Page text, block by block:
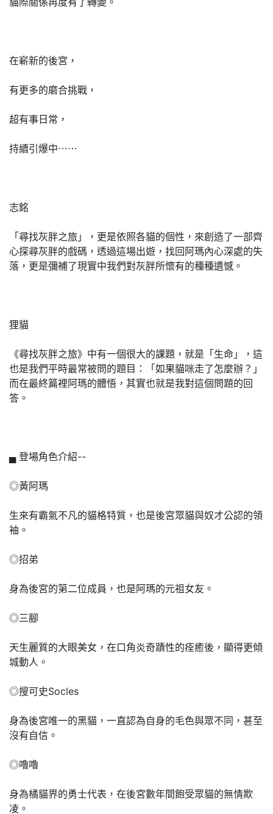
在嶄新的後宮，
有更多的磨合挑戰，
超有事日常，
持續引爆中⋯⋯
志銘
「尋找灰胖之旅」，更是依照各貓的個性，來創造了一部齊
心探尋灰胖的戲碼，透過這場出遊，找回阿瑪內心深處的失
落，更是彌補了現實中我們對灰胖所懷有的種種遺憾。
狸貓
《尋找灰胖之旅》中有一個很大的課題，就是「生命」，這
也是我們平時最常被問的題目：「如果貓咪走了怎麼辦？」
而在最終篇裡阿瑪的體悟，其實也就是我對這個問題的回
答。
▄ 登場角色介紹--
◎黃阿瑪
生來有霸氣不凡的貓格特質，也是後宮眾貓與奴才公認的領
袖。
◎招弟
身為後宮的第二位成員，也是阿瑪的元祖女友。
◎三腳
天生麗質的大眼美女，在口角炎奇蹟性的痊癒後，顯得更傾
城動人。
◎搜可史Socles
身為後宮唯一的黑貓，一直認為自身的毛色與眾不同，甚至
沒有自信。
◎嚕嚕
身為橘貓界的勇士代表，在後宮數年間飽受眾貓的無情欺
凌。